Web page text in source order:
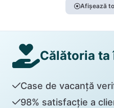
Afișează
Călătoria ta
Case de vacanță
98% satisfacție a